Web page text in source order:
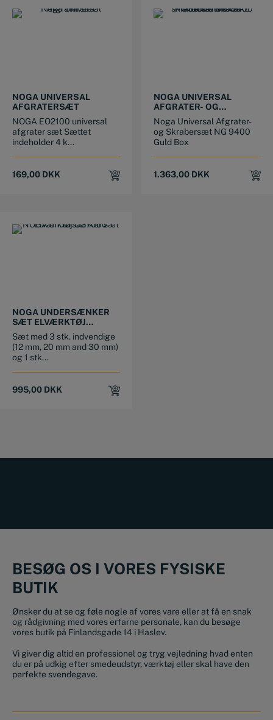
NOGA UNIVERSAL
AFGRATERSÆT
NOGA EO2100 universal
afgrater sæt Sættet
indeholder 4 k...
169,00 DKK
NOGA UNIVERSAL
AFGRATER- OG
SKRABERSÆT NG9400
GULD BOX
Noga Universal Afgrater-
og Skrabersæt NG 9400
Guld Box
1.363,00 DKK
NOGA UNDERSÆNKER
SÆT ELVÆRKTØJ
CS7000
Sæt med 3 stk. indvendige
(12 mm, 20 mm and 30 mm)
og 1 stk...
995,00 DKK
BESØG OS I VORES FYSISKE
BUTIK
Ønsker du at se og føle nogle af vores vare eller at få en snak
og rådgivning med vores erfarne personale, kan du besøge
vores butik på Finlandsgade 14 i Haslev.
Vi giver dig altid en professionel og tryg vejledning hvad enten
du er på udkig efter smedeudstyr, værktøj eller skal have den
perfekte svendegave.